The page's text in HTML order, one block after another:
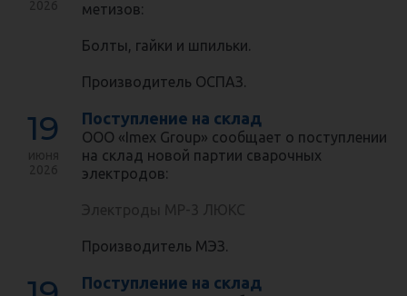
метизов:
Болты, гайки и шпильки.
Производитель ОСПАЗ.
19 Поступление на склад
ООО «Imex Group» сообщает о поступлении
на склад новой партии сварочных
электродов:
Производитель МЭЗ.
Поступление на склад